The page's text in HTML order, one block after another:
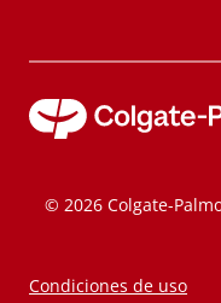
© 2026 Colgate-
Condiciones de uso